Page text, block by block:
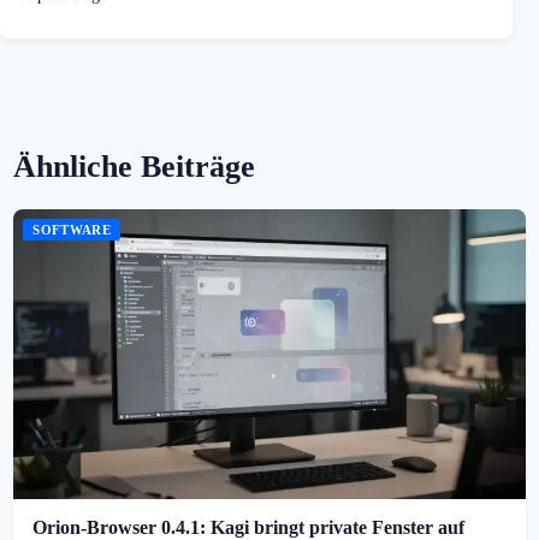
Ähnliche Beiträge
SOFTWARE
Orion-Browser 0.4.1: Kagi bringt private Fenster auf